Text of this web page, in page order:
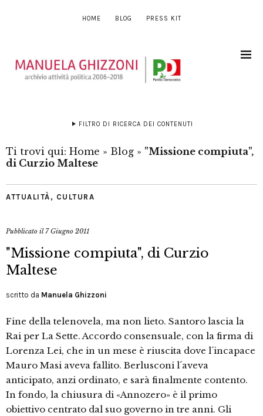
HOME BLOG PRESS KIT
FILTRO DI RICERCA DEI CONTENUTI
Ti trovi qui: Home » Blog » "Missione compiuta",
di Curzio Maltese
ATTUALITÀ , CULTURA
Pubblicato il7 Giugno 2011
"Missione compiuta", di Curzio
Maltese
scritto da Manuela Ghizzoni
Fine della telenovela, ma non lieto. Santoro lascia la
Rai per La Sette. Accordo consensuale, con la firma di
Lorenza Lei, che in un mese è riuscita dove l´incapace
Mauro Masi aveva fallito. Berlusconi l´aveva
anticipato, anzi ordinato, e sarà finalmente contento.
In fondo, la chiusura di «Annozero» è il primo
obiettivo centrato dal suo governo in tre anni. Gli